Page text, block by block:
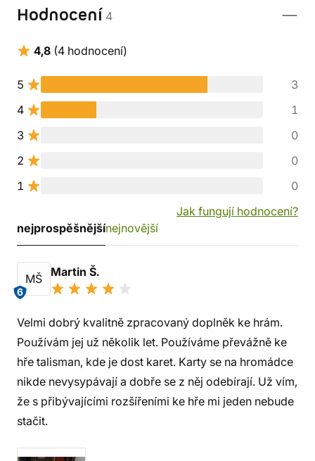
Hodnocení 4
4,8 (4 hodnocení)
5
3
4
1
3
0
2
0
1
0
Jak fungují hodnocení?
nejprospěšnějšínejnovější
MŠ
6
Martin Š.
Velmi dobrý kvalitně zpracovaný doplněk ke hrám.
Používám jej už několik let. Používáme převážně ke
hře talisman, kde je dost karet. Karty se na hromádce
nikde nevysypávají a dobře se z něj odebírají. Už vím,
že s přibývajícími rozšířeními ke hře mi jeden nebude
stačit.